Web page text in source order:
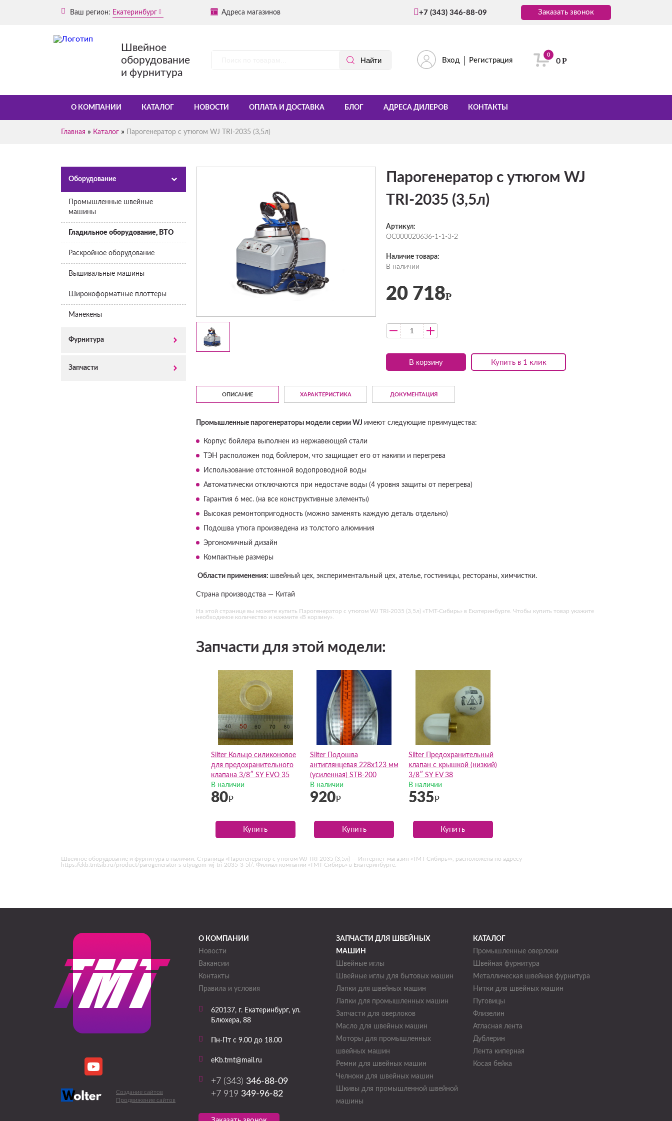
Ваш регион: Екатеринбург Адреса магазинов +7 (343) 346-88-09 Заказать звонок
Швейное
оборудование
и фурнитура
Вход Регистрация
0
0Р
О КОМПАНИИ КАТАЛОГ НОВОСТИ ОПЛАТА И ДОСТАВКА БЛОГ АДРЕСА ДИЛЕРОВ КОНТАКТЫ
Главная » Каталог » Парогенератор с утюгом WJ TRI-2035 (3,5л)
Оборудование
Промышленные швейные
машины
Гладильное оборудование, ВТО
Раскройное оборудование
Вышивальные машины
Широкоформатные плоттеры
Манекены
Фурнитура
Запчасти
Парогенератор с утюгом WJ
TRI-2035 (3,5л)
Артикул:
ОС000020636-1-1-3-2
Наличие товара:
В наличии
Купить в 1 клик
20 718Р
В корзину
ОПИСАНИЕ ХАРАКТЕРИСТИКА ДОКУМЕНТАЦИЯ
Промышленные парогенераторы модели серии WJ имеют следующие преимущества:
Корпус бойлера выполнен из нержавеющей стали
ТЭН расположен под бойлером, что защищает его от накипи и перегрева
Использование отстоянной водопроводной воды
Автоматически отключаются при недостаче воды (4 уровня защиты от перегрева)
Гарантия 6 мес. (на все конструктивные элементы)
Высокая ремонтопригодность (можно заменять каждую деталь отдельно)
Подошва утюга произведена из толстого алюминия
Эргономичный дизайн
Компактные размеры
Области применения: швейный цех, экспериментальный цех, ателье, гостиницы, рестораны, химчистки.
Страна производства — Китай
На этой странице вы можете купить Парогенератор с утюгом WJ TRI-2035 (3,5л) «ТМТ-Сибирь» в Екатеринбурге. Чтобы купить товар укажите
необходимое количество и нажмите «В корзину».
Запчасти для этой модели:
Silter Кольцо силиконовое
для предохранительного
клапана 3/8″ SY EVO 35
В наличии
80Р
Купить
Silter Подошва
антиглянцевая 228х123 мм
(усиленная) STB-200
В наличии
920Р
Купить
Silter Предохранительный
клапан с крышкой (низкий)
3/8″ SY EV 38
В наличии
535Р
Купить
Швейное оборудование и фурнитура в наличии. Страница «Парогенератор с утюгом WJ TRI-2035 (3,5л) — Интернет-магазин «ТМТ-Сибирь»», расположена по адресу
https://ekb.tmtsib.ru/product/parogenerator-s-utyugom-wj-tri-2035-3-5l/. Филиал компании «ТМТ-Сибирь» в Екатеринбурге.
Создание сайтов
Продвижение сайтов
О КОМПАНИИ
Новости
Вакансии
Контакты
Правила и условия
620137, г. Екатеринбург, ул.
Блюхера, 88
Пн-Пт с 9.00 до 18.00
eKb.tmt@mail.ru
+7 (343) 346-88-09
+7 919 349-96-82
ЗАПЧАСТИ ДЛЯ ШВЕЙНЫХ
МАШИН
Швейные иглы
Швейные иглы для бытовых машин
Лапки для швейных машин
Лапки для промышленных машин
Запчасти для оверлоков
Масло для швейных машин
Моторы для промышленных
швейных машин
Ремни для швейных машин
Челноки для швейных машин
Шкивы для промышленной швейной
машины
КАТАЛОГ
Промышленные оверлоки
Швейная фурнитура
Металлическая швейная фурнитура
Нитки для швейных машин
Пуговицы
Флизелин
Атласная лента
Дублерин
Лента киперная
Косая бейка